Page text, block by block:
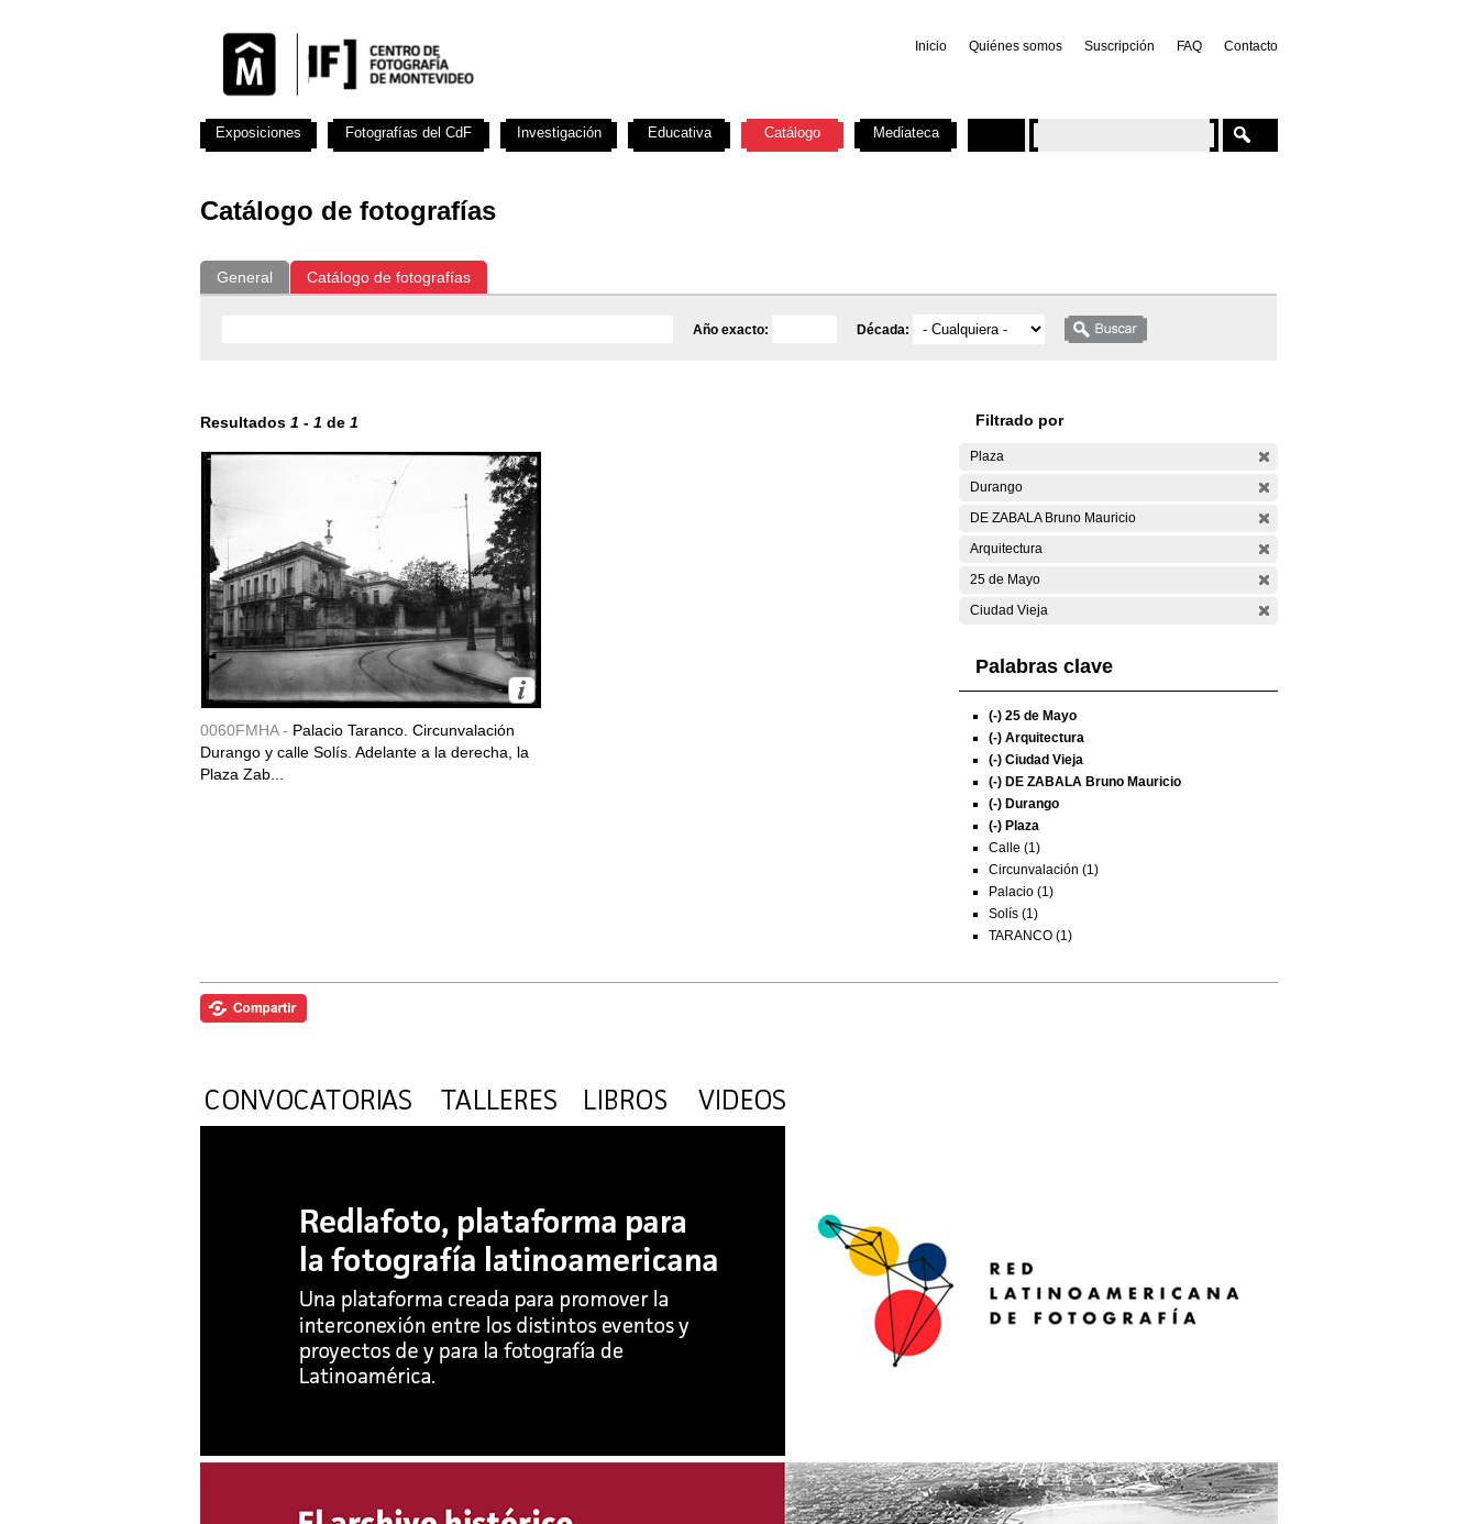
Inicio Quiénes somos Suscripción FAQ Contacto
Catálogo de fotografías
General Catálogo de fotografías
Año exacto: Década:
Resultados 1 - 1 de 1
0060FMHA - Palacio Taranco. Circunvalación
Durango y calle Solís. Adelante a la derecha, la
Plaza Zab...
Filtrado por
Plaza
Durango
DE ZABALA Bruno Mauricio
Arquitectura
25 de Mayo
Ciudad Vieja
Palabras clave
(-) 25 de Mayo
(-) Arquitectura
(-) Ciudad Vieja
(-) DE ZABALA Bruno Mauricio
(-) Durango
(-) Plaza
Calle (1)
Circunvalación (1)
Palacio (1)
Solís (1)
TARANCO (1)
Exposiciones Fotografías del CdF Investigación Educativa Catálogo Mediateca